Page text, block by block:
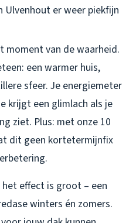
Ulvenhout er weer piekfijn
moment van de waarheid.
een warmer huis,
sfeer. Je energiemeter
krijgt een glimlach als je
ziet. Plus: met onze 10
dit geen kortetermijnfix
effect is groot – een
winters én zomers.